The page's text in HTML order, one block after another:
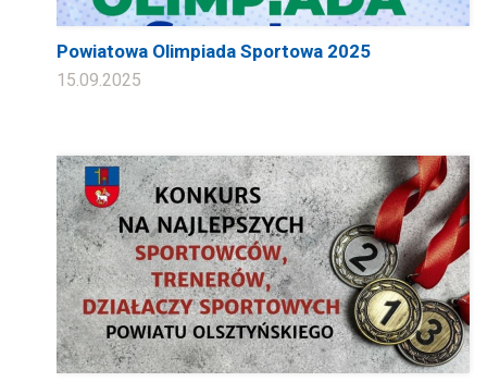
Powiatowa Olimpiada Sportowa 2025
15.09.2025